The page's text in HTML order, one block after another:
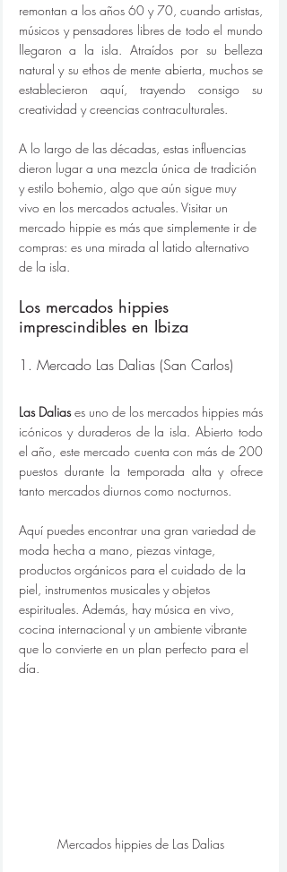
remontan a los años 60 y 70, cuando artistas,
músicos y pensadores libres de todo el mundo
llegaron a la isla. Atraídos por su belleza
natural y su ethos de mente abierta, muchos se
establecieron aquí, trayendo consigo su
creatividad y creencias contraculturales.
A lo largo de las décadas, estas influencias
dieron lugar a una mezcla única de tradición
y estilo bohemio, algo que aún sigue muy
vivo en los mercados actuales. Visitar un
mercado hippie es más que simplemente ir de
compras: es una mirada al latido alternativo
de la isla.
Los mercados hippies
imprescindibles en Ibiza
1. Mercado Las Dalias (San Carlos)
Las Dalias es uno de los mercados hippies más
icónicos y duraderos de la isla. Abierto todo
el año, este mercado cuenta con más de 200
puestos durante la temporada alta y ofrece
tanto mercados diurnos como nocturnos.
Aquí puedes encontrar una gran variedad de
moda hecha a mano, piezas vintage,
productos orgánicos para el cuidado de la
piel, instrumentos musicales y objetos
espirituales. Además, hay música en vivo,
cocina internacional y un ambiente vibrante
que lo convierte en un plan perfecto para el
día.
Mercados hippies de Las Dalias